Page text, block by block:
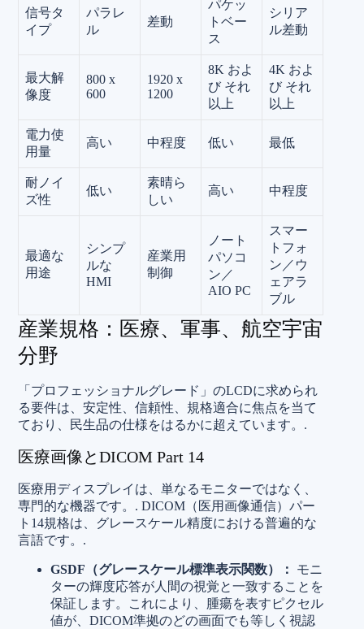
信号タ
イプ
パラレ
ル
差動
パケッ
トベー
ス
シリア
ル差動
最大解
像度
800 x
600
1920 x
1200
8K およ
び それ
以上
4K およ
び それ
以上
電力使
用量
高い 中程度 低い 最低
耐ノイ
ズ性
低い
素晴ら
しい
高い 中程度
最適な
用途
シンプ
ルな
HMI
産業用
制御
ノート
パソコ
ン／
AIO PC
スマー
トフォ
ン／ウ
ェアラ
ブル
産業規格：医療、軍事、航空宇宙
分野
「プロフェッショナルグレード」のLCDに求められ
る要件は、安定性、信頼性、規格適合に焦点を当て
ており、民生品の仕様をはるかに超えています。.
医療画像とDICOM Part 14
医療用ディスプレイは、単なるモニターではなく、
専門的な機器です。. DICOM（医用画像通信）パー
ト14規格は、グレースケール精度における普遍的な
言語です。.
GSDF（グレースケール標準表示関数）：
モニ
ターの輝度応答が人間の視覚と一致することを
保証します。これにより、腫瘍を表すピクセル
値が、DICOM準拠のどの画面でも等しく視認